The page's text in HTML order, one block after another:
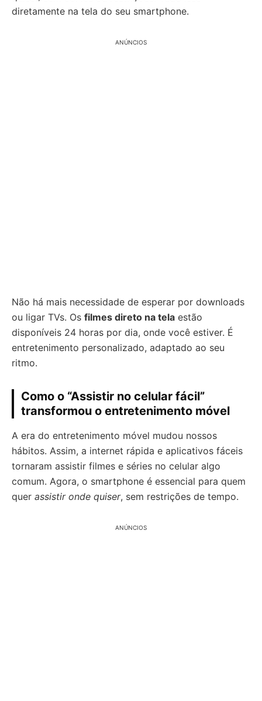
diretamente na tela do seu smartphone.
ANÚNCIOS
Não há mais necessidade de esperar por downloads
ou ligar TVs. Os filmes direto na tela estão
disponíveis 24 horas por dia, onde você estiver. É
entretenimento personalizado, adaptado ao seu
ritmo.
Como o “Assistir no celular fácil”
transformou o entretenimento móvel
A era do entretenimento móvel mudou nossos
hábitos. Assim, a internet rápida e aplicativos fáceis
tornaram assistir filmes e séries no celular algo
comum. Agora, o smartphone é essencial para quem
quer assistir onde quiser, sem restrições de tempo.
ANÚNCIOS